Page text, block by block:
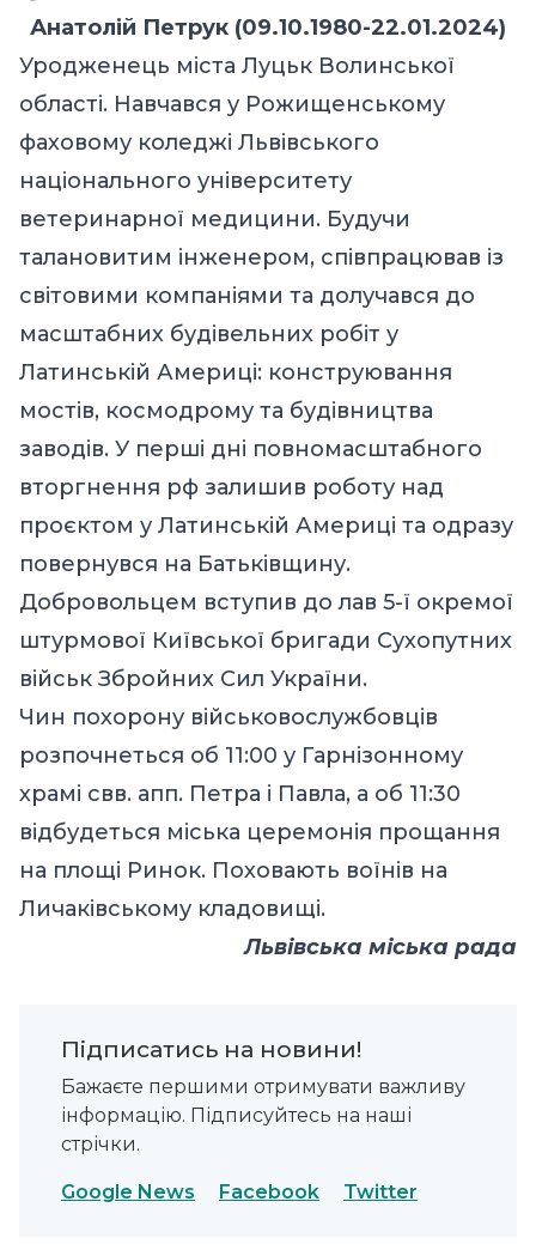
Анатолій Петрук (09.10.1980-22.01.2024)
Уродженець міста Луцьк Волинської
області. Навчався у Рожищенському
фаховому коледжі Львівського
національного університету
ветеринарної медицини. Будучи
талановитим інженером, співпрацював із
світовими компаніями та долучався до
масштабних будівельних робіт у
Латинській Америці: конструювання
мостів, космодрому та будівництва
заводів. У перші дні повномасштабного
вторгнення рф залишив роботу над
проєктом у Латинській Америці та одразу
повернувся на Батьківщину.
Добровольцем вступив до лав 5-ї окремої
штурмової Київської бригади Сухопутних
військ Збройних Сил України.
Чин похорону військовослужбовців
розпочнеться об 11:00 у Гарнізонному
храмі свв. апп. Петра і Павла, а об 11:30
відбудеться міська церемонія прощання
на площі Ринок. Поховають воїнів на
Личаківському кладовищі.
Львівська міська рада
Підписатись на новини!
Бажаєте першими отримувати важливу
інформацію. Підписуйтесь на наші
стрічки.
Google News Facebook Twitter